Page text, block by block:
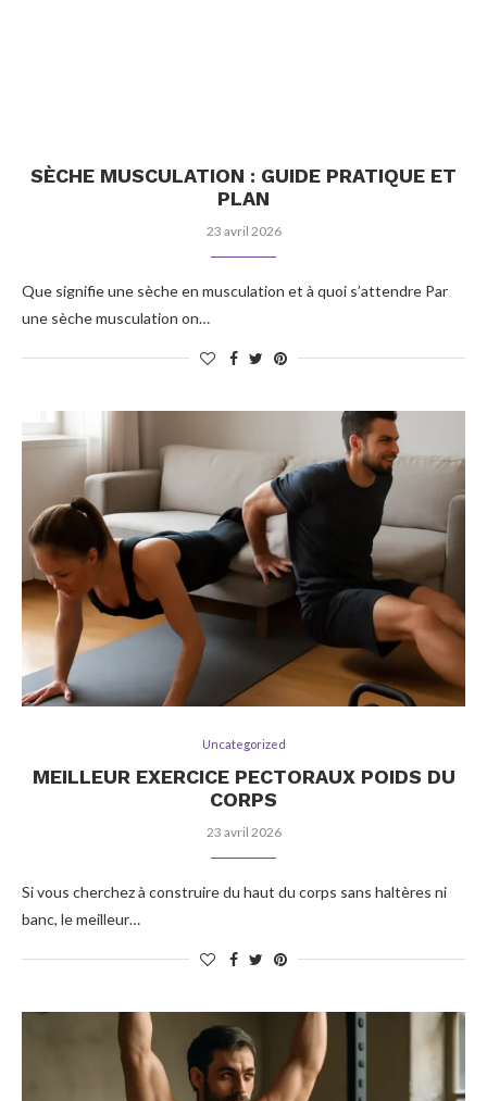
SÈCHE MUSCULATION : GUIDE PRATIQUE ET
PLAN
23 avril 2026
Que signifie une sèche en musculation et à quoi s’attendre Par
une sèche musculation on…
Uncategorized
MEILLEUR EXERCICE PECTORAUX POIDS DU
CORPS
23 avril 2026
Si vous cherchez à construire du haut du corps sans haltères ni
banc, le meilleur…